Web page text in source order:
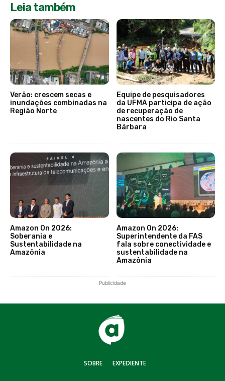
Leia também
Verão: crescem secas e
inundações combinadas na
Região Norte
Equipe de pesquisadores
da UFMA participa de ação
de recuperação de
nascentes do Rio Santa
Bárbara
Amazon On 2026:
Soberania e
Sustentabilidade na
Amazônia
Amazon On 2026:
Superintendente da FAS
fala sobre conectividade e
sustentabilidade na
Amazônia
Publicidade
SOBRE EXPEDIENTE